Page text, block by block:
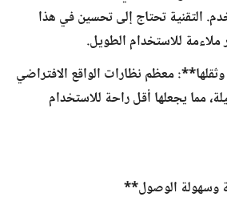
التقنية تحتاج إلى تحسين في هذا
ملاءمة للاستخدام الطويل.
معظم نظارات الواقع الافتراضي
مما يجعلها أقل راحة للاستخدام